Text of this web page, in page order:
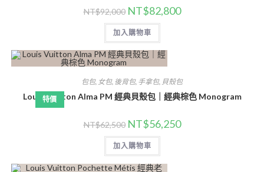
NT$92,000 NT$82,800
加入購物車
特價
包包, 女包, 後背包, 手拿包, 貝殼包
Louis Vuitton Alma PM 經典貝殼包｜經典棕色 Monogram
NT$62,500 NT$56,250
加入購物車